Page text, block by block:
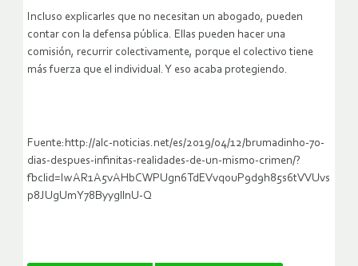
Incluso explicarles que no necesitan un abogado, pueden
contar con la defensa pública. Ellas pueden hacer una
comisión, recurrir colectivamente, porque el colectivo tiene
más fuerza que el individual. Y eso acaba protegiendo.
Fuente:http://alc-noticias.net/es/2019/04/12/brumadinho-70-
dias-despues-infinitas-realidades-de-un-mismo-crimen/?
fbclid=IwAR1A5vAHbCWPUgn6TdEVvqouP9d9h85s6tVVUvs
p8JUgUmY78ByygllnU-Q